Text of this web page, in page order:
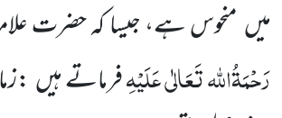
میںمنحوس ہے، جیسا کہ حضرت
رَحْمَۃُاللہ تَعَالٰی عَلَیْہِفرماتے ہیں